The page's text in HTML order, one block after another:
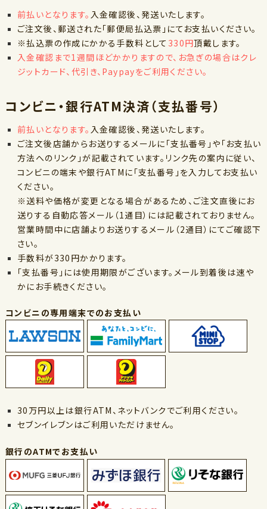
前払いとなります。 入金確認後、発送いたします。
ご注文後、郵送された「郵便局払込票」にてお支払いください。
※払込票の作成にかかる手数料として 330円頂戴します。
入金確認まで1週間ほどかかりますので、お急ぎの場合はクレ
ジットカード、代引き、Paypayをご利用ください。
コンビニ・銀行ATM決済（支払番号）
前払いとなります。 入金確認後、発送いたします。
ご注文後店舗からお送りするメールに「支払番号」や「お支払い
方法へのリンク」が記載されています。リンク先の案内に従い、
コンビニの端末や銀行ATMに「支払番号」を入力してお支払い
ください。
※送料や価格が変更となる場合があるため、ご注文直後にお
送りする自動応答メール（1通目）には記載されておりません。
営業時間中に店舗よりお送りするメール（2通目）にてご確認下
さい。
手数料が330円かかります。
「支払番号」には使用期限がございます。メール到着後は速や
かにお手続きください。
コンビニの専用端末でのお支払い
30万円以上は銀行ATM、ネットバンクでご利用ください。
セブンイレブンはご利用いただけません。
銀行のATMでお支払い